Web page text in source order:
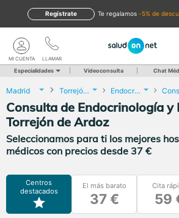
te regalamos -5% de
Regístrate
LLAMAR
MI CUENTA
Especialidades Videoconsulta Chat
Madrid Torrejón de Ardoz Endocrinología y Nutrición
Consulta de Endocrinología y
Torrejón de Ardoz
Seleccionamos para ti los mejores
médicos con precios desde 37 €
Centros
destacados
El más barato
37 €
Cita
59